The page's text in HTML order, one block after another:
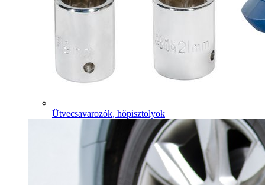
Ütvecsavarozók, hőpisztolyok